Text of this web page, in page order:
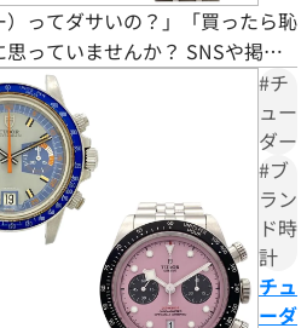
い？
評判
の真
相と
リセ
ール
バリ
ュー
や人
気モ
デル
）ってダサいの？」「買ったら恥
ませんか？ SNSや掲示
版」「デザインが古い」といった
判だけで購入を諦めてしまうのは
イルスドルフが「信頼できる時計
」というビジョンのもとに生まれ
#チ
ュー
ダー
#ブ
ラン
ド時
計
チュ
ーダ